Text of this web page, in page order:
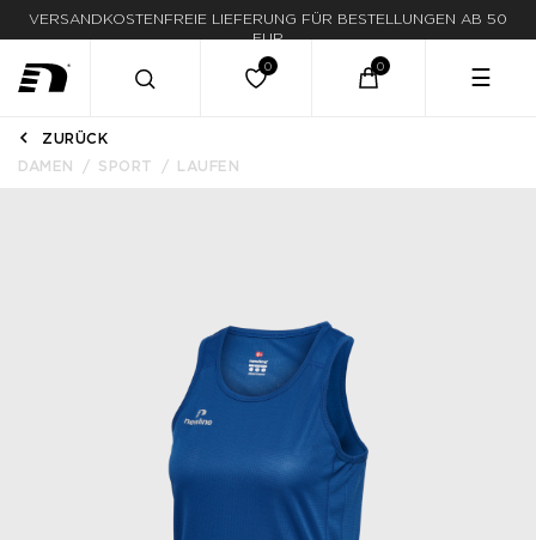
VERSANDKOSTENFREIE LIEFERUNG FÜR BESTELLUNGEN AB 50
EUR
☰
ZURÜCK
DAMEN
SPORT LAUFEN